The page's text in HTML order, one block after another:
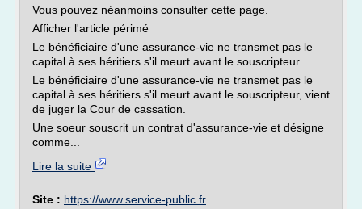
Vous pouvez néanmoins consulter cette page.
Afficher l'article périmé
Le bénéficiaire d'une assurance-vie ne transmet pas le
capital à ses héritiers s'il meurt avant le souscripteur.
Le bénéficiaire d'une assurance-vie ne transmet pas le
capital à ses héritiers s'il meurt avant le souscripteur, vient
de juger la Cour de cassation.
Une soeur souscrit un contrat d'assurance-vie et désigne
comme...
Lire la suite
Site : https://www.service-public.fr